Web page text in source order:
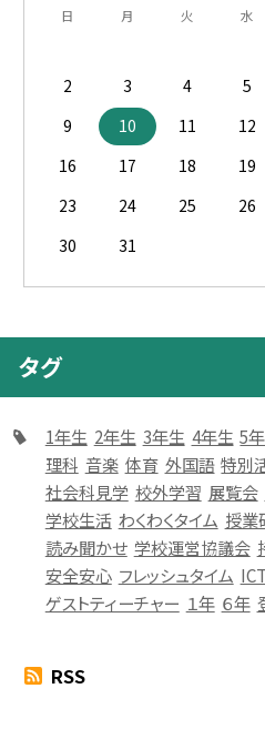
日 月 火 水
2
3 4 5
9
10 11 12
16
17 18 19
23
24 25 26
30
31
タグ
1年生 2年生 3年生 4年生 5
理科 音楽 体育 外国語 特別
社会科見学 校外学習 展覧会
学校生活 わくわくタイム 授業
読み聞かせ 学校運営協議会
安全安心 フレッシュタイム ICT
ゲストティーチャー １年 ６年
RSS